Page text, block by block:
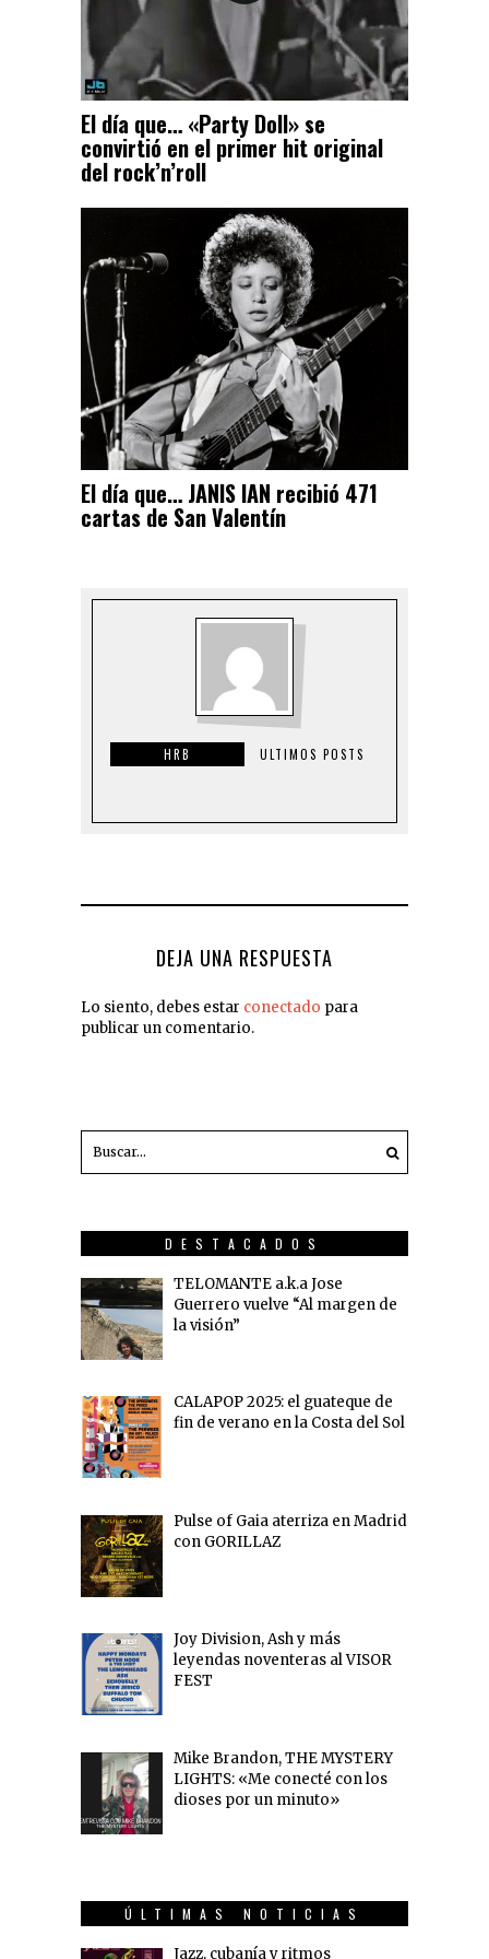
El día que… «Party Doll» se
convirtió en el primer hit original
del rock’n’roll
El día que… JANIS IAN recibió 471
cartas de San Valentín
HRB ULTIMOS POSTS
DEJA UNA RESPUESTA
Lo siento, debes estar conectado para
publicar un comentario.
DESTACADOS
TELOMANTE a.k.a Jose
Guerrero vuelve “Al margen de
la visión”
CALAPOP 2025: el guateque de
fin de verano en la Costa del Sol
Pulse of Gaia aterriza en Madrid
con GORILLAZ
Joy Division, Ash y más
leyendas noventeras al VISOR
FEST
Mike Brandon, THE MYSTERY
LIGHTS: «Me conecté con los
dioses por un minuto»
ÚLTIMAS NOTICIAS
Jazz, cubanía y ritmos